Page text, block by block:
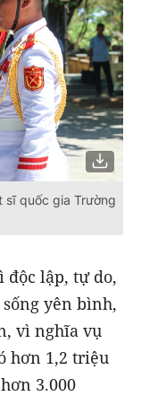
sĩ quốc gia Trường
độc lập, tự do,
yên bình,
vì nghĩa vụ
hơn 1,2 triệu
3.000